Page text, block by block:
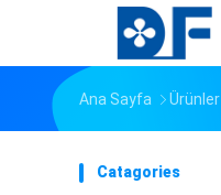
Ana Sayfa Ürünler
Catagories